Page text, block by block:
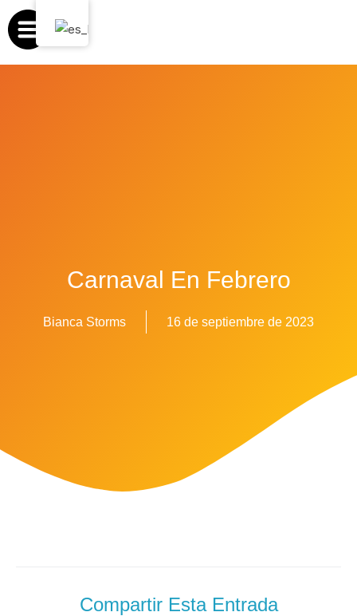
al
Carnaval En Febrero
Bianca Storms 16 de septiembre de 2023
Compartir Esta Entrada